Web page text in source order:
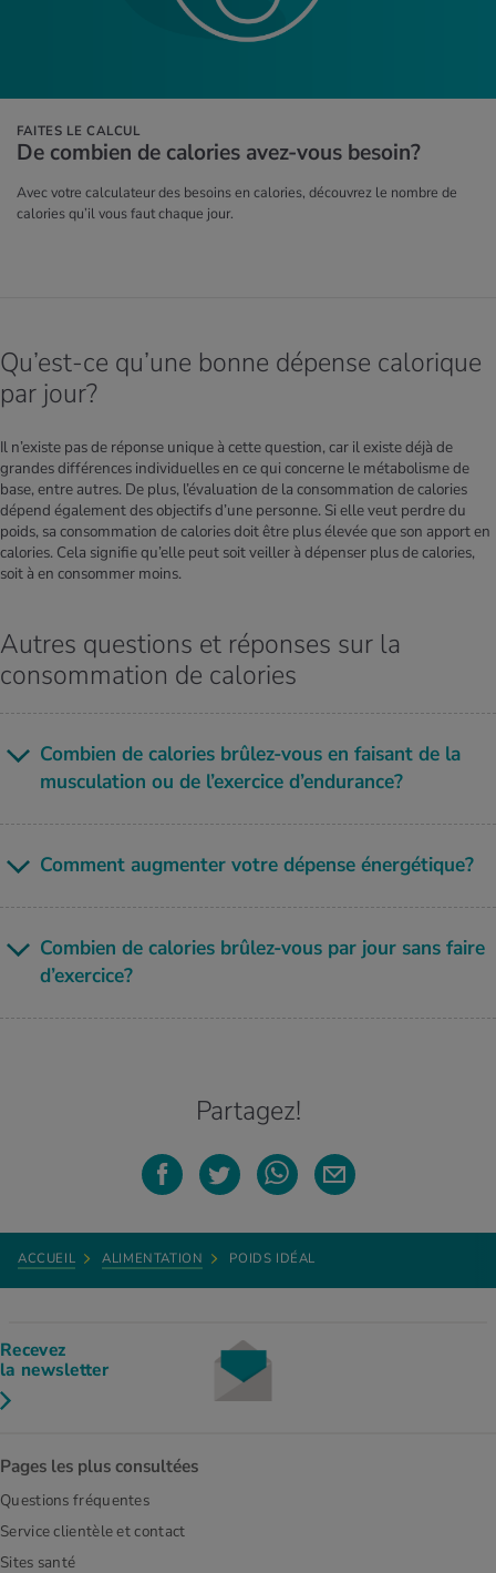
FAITES LE CALCUL
De com­bien de calo­ries avez-vous besoin?
Avec votre calculateur des besoins en calories, découvrez le nombre de
calories qu’il vous faut chaque jour.
Qu’est-ce qu’une bonne dépense calorique
par jour?
Il n’existe pas de réponse unique à cette question, car il existe déjà de
grandes différences individuelles en ce qui concerne le métabolisme de
base, entre autres. De plus, l’évaluation de la consommation de calories
dépend également des objectifs d’une personne. Si elle veut perdre du
poids, sa consommation de calories doit être plus élevée que son apport en
calories. Cela signifie qu’elle peut soit veiller à dépenser plus de calories,
soit à en consommer moins.
Autres questions et réponses sur la
consommation de calories
Com­bien de calo­ries brû­lez-vous en fai­sant de la
mus­cu­la­tion ou de l’exer­cice d’en­du­rance?
Com­ment aug­men­ter votre dépense éner­gé­tique?
Com­bien de calo­ries brû­lez-vous par jour sans faire
d’exer­cice?
Partagez!
ACCUEIL ALIMENTATION POIDS IDÉAL
Recevez
la newsletter
Pages les plus consultées
Questions fréquentes
Service clientèle et contact
Sites santé